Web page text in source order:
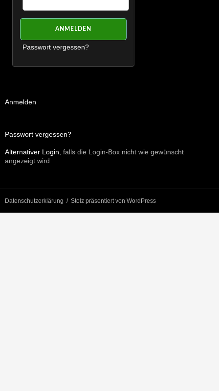
Passwort vergessen?
Anmelden
Passwort vergessen?
Alternativer Login , falls die Login-Box nicht wie gewünscht
angezeigt wird
Datenschutzerklärung Stolz präsentiert von WordPress